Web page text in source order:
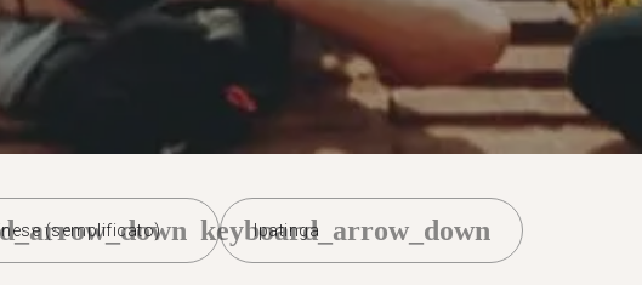
(semplificato) Ipatinga
keyboard_arrow_down